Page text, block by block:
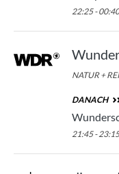
22:25 -
NATUR +
DANACH
21:45 -